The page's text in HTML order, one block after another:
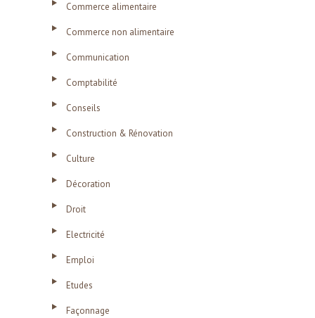
Commerce alimentaire
Commerce non alimentaire
Communication
Comptabilité
Conseils
Construction & Rénovation
Culture
Décoration
Droit
Electricité
Emploi
Etudes
Façonnage